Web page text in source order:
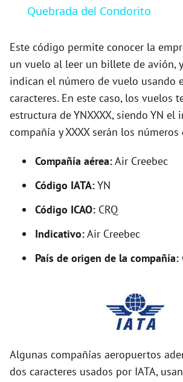
a
y
V
i
d
o
Quebrada del Condorito
Este código permite conocer la
un vuelo al leer un billete de avión,
indican el número de vuelo usando
caracteres. En este caso, los vuelos
estructura de YNXXXX, siendo YN el
compañía y XXXX serán los
Compañía aérea:Air Creebec
Código IATA:YN
Código ICAO: CRQ
Indicativo:Air Creebec
País de origen de la compañía:
Algunas compañías aeropuertos
dos caracteres usados por IATA,